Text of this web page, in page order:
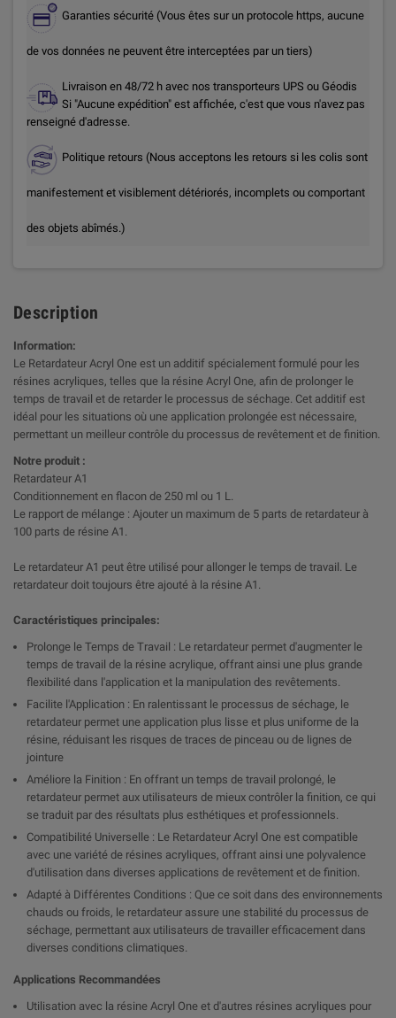
Garanties sécurité (Vous êtes sur un protocole https, aucune
de vos données ne peuvent être interceptées par un tiers)
Livraison en 48/72 h avec nos transporteurs UPS ou Géodis
Si "Aucune expédition" est affichée, c'est que vous n'avez pas
renseigné d'adresse.
Politique retours (Nous acceptons les retours si les colis sont
manifestement et visiblement détériorés, incomplets ou comportant
des objets abîmés.)
Description
Information:
Le Retardateur Acryl One est un additif spécialement formulé pour les
résines acryliques, telles que la résine Acryl One, afin de prolonger le
temps de travail et de retarder le processus de séchage. Cet additif est
idéal pour les situations où une application prolongée est nécessaire,
permettant un meilleur contrôle du processus de revêtement et de finition.
Notre produit :
Retardateur A1
Conditionnement en flacon de 250 ml ou 1 L.
Le rapport de mélange : Ajouter un maximum de 5 parts de retardateur à
100 parts de résine A1.
Le retardateur A1 peut être utilisé pour allonger le temps de travail. Le
retardateur doit toujours être ajouté à la résine A1.
Caractéristiques principales:
Prolonge le Temps de Travail : Le retardateur permet d'augmenter le
temps de travail de la résine acrylique, offrant ainsi une plus grande
flexibilité dans l'application et la manipulation des revêtements.
Facilite l'Application : En ralentissant le processus de séchage, le
retardateur permet une application plus lisse et plus uniforme de la
résine, réduisant les risques de traces de pinceau ou de lignes de
jointure
Améliore la Finition : En offrant un temps de travail prolongé, le
retardateur permet aux utilisateurs de mieux contrôler la finition, ce qui
se traduit par des résultats plus esthétiques et professionnels.
Compatibilité Universelle : Le Retardateur Acryl One est compatible
avec une variété de résines acryliques, offrant ainsi une polyvalence
d'utilisation dans diverses applications de revêtement et de finition.
Adapté à Différentes Conditions : Que ce soit dans des environnements
chauds ou froids, le retardateur assure une stabilité du processus de
séchage, permettant aux utilisateurs de travailler efficacement dans
diverses conditions climatiques.
Applications Recommandées
Utilisation avec la résine Acryl One et d'autres résines acryliques pour